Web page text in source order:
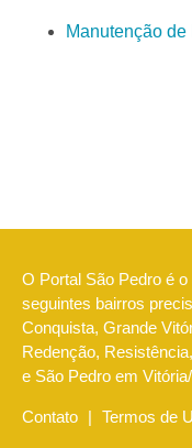
Manutenção
O Portal São Pedro é
seguintes bairros
Conquista, Grande
Redenção,
e São Pedro em
Contato | Termos de